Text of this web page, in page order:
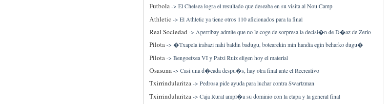
Futbola-> El Chelsea logra el resultado que deseaba en su visita al Nou Camp
Athletic-> El Athletic ya tiene otros 110 aficionados para la final
Real Sociedad-> Aperribay admite que no le coge de sorpresa la decisi�n de D�az de Zerio
Pilota-> �Txapela irabazi nahi baldin badugu, botearekin min handia egin beharko dugu�
Pilota-> Bengoetxea VI y Patxi Ruiz eligen hoy el material
Osasuna-> Casi una d�cada despu�s, hay otra final ante el Recreativo
Txirrindularitza-> Pedrosa pide ayuda para luchar contra Swartzman
Txirrindularitza-> Caja Rural ampl�a su dominio con la etapa y la general final